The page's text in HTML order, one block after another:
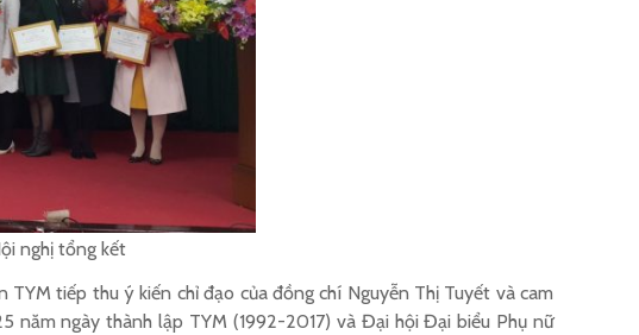
nghị tổng kết
tiếp thu ý kiến chỉ đạo của đồng chí Nguyễn Thị Tuyết và cam
năm ngày thành lập TYM (1992-2017) và Đại hội Đại biểu Phụ nữ